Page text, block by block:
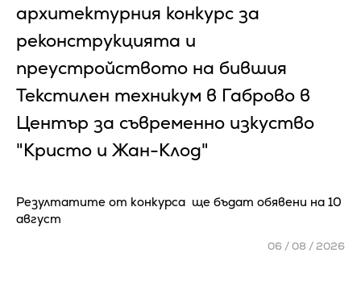
архитектурния конкурс за
реконструкцията и
преустройството на бившия
Текстилен техникум в Габрово в
Център за съвременно изкуство
"Кристо и Жан-Клод"
Резултатите от конкурса ще бъдат обявени на 10
август
06 / 08 / 2026